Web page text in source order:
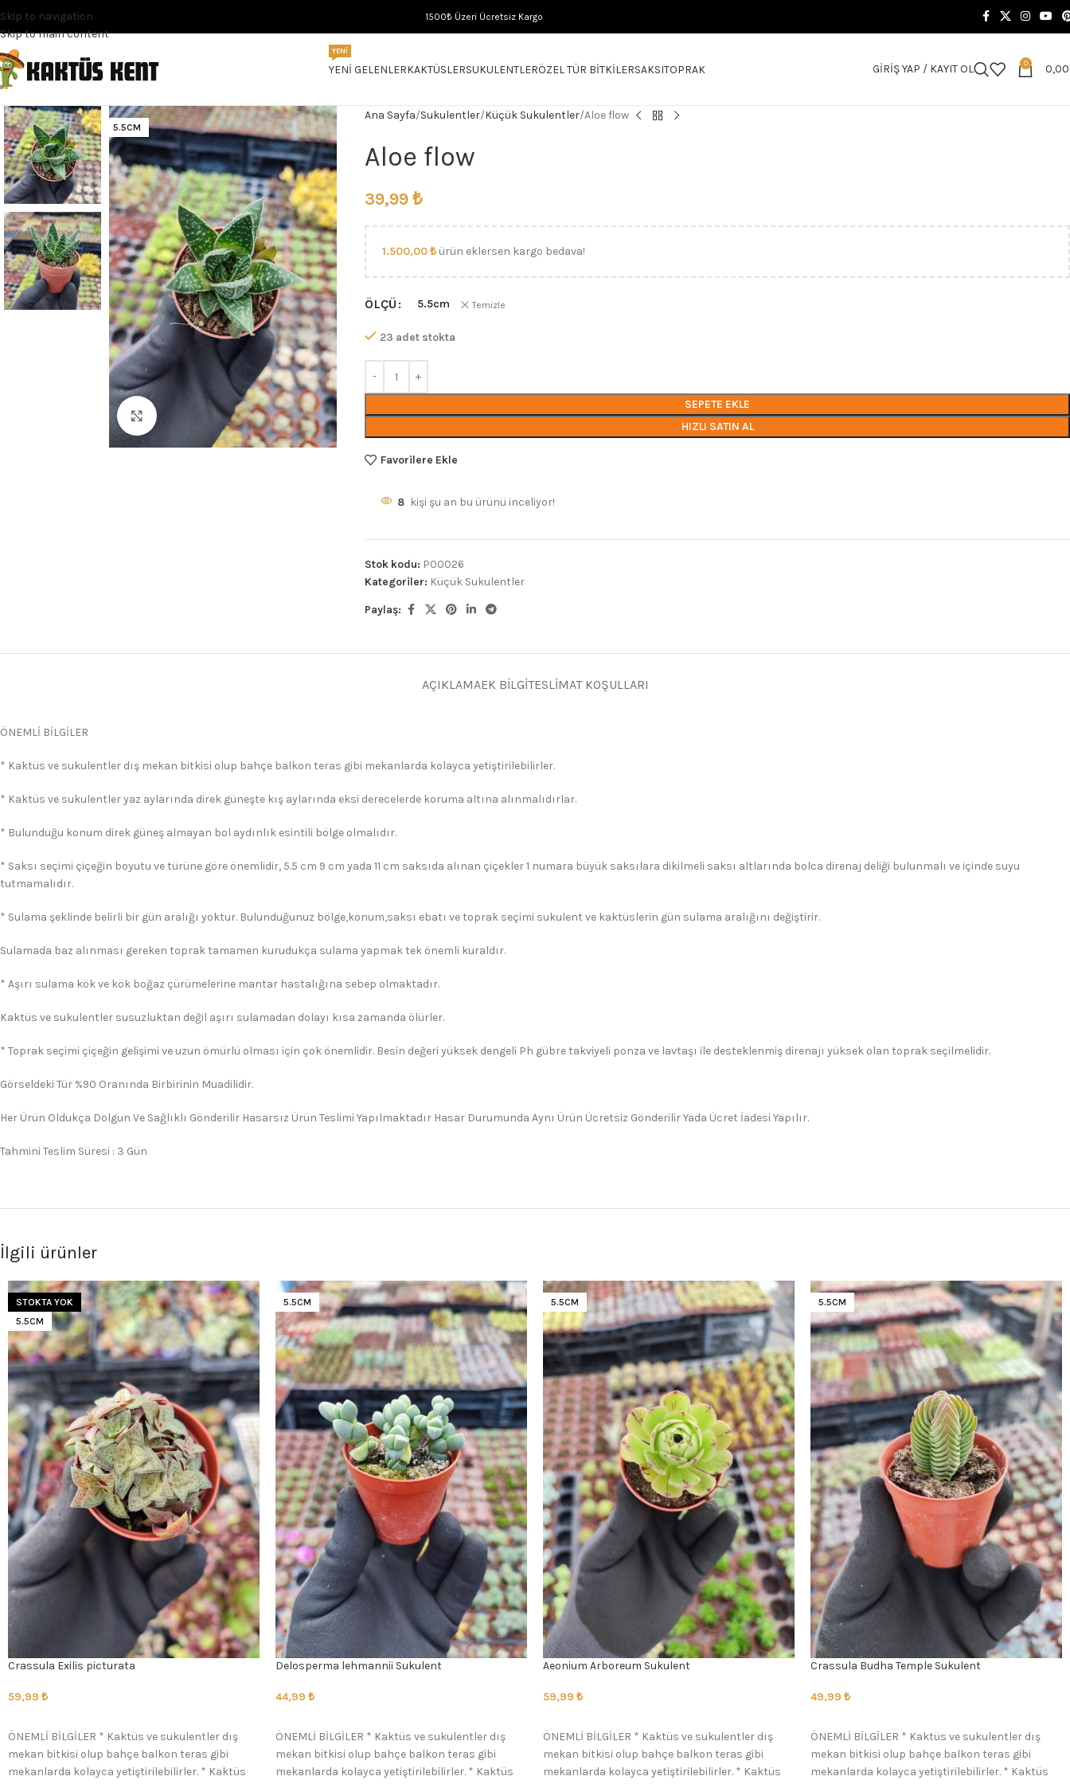
Skip to navigation
Skip to main content
1500₺ Üzeri Ücretsiz Kargo
YENI GELENLER
YENI
KAKTÜSLERSUKULENTLERÖZEL TÜR BITKILERSAKSITOPRAK GIRIŞ YAP / KAYIT OL 0
5.5CM
Click to enlarge
Ana Sayfa Sukulentler Küçük Sukulentler Aloe flow
Aloe flow
39,99 ₺
1.500,00₺ ürün eklersen kargo bedava!
ÖLÇÜ 5.5cm Temizle
23 adet stokta
SEPETE EKLE
HIZLI SATIN AL
Favorilere Ekle
8 kişi şu an bu ürünü inceliyor!
Stok kodu: P00026
Kategoriler: Küçük Sukulentler
Paylaş:
AÇIKLAMAEK BILGITESLIMAT KOŞULLARI
ÖNEMLİ BİLGİLER
* Kaktüs ve sukulentler dış mekan bitkisi olup bahçe balkon teras gibi mekanlarda kolayca yetiştirilebilirler.
* Kaktüs ve sukulentler yaz aylarında direk güneşte kış aylarında eksi derecelerde koruma altına alınmalıdırlar.
* Bulunduğu konum direk güneş almayan bol aydınlık esintili bölge olmalıdır.
* Saksı seçimi çiçeğin boyutu ve türüne göre önemlidir, 5.5 cm 9 cm yada 11 cm saksıda alınan çiçekler 1 numara büyük saksılara dikilmeli saksı altlarında bolca direnaj deliği bulunmalı ve içinde suyu
tutmamalıdır.
* Sulama şeklinde belirli bir gün aralığı yoktur. Bulunduğunuz bölge,konum,saksı ebatı ve toprak seçimi sukulent ve kaktüslerin gün sulama aralığını değiştirir.
Sulamada baz alınması gereken toprak tamamen kurudukça sulama yapmak tek önemli kuraldır.
* Aşırı sulama kök ve kök boğaz çürümelerine mantar hastalığına sebep olmaktadır.
Kaktüs ve sukulentler susuzluktan değil aşırı sulamadan dolayı kısa zamanda ölürler.
* Toprak seçimi çiçeğin gelişimi ve uzun ömürlü olması için çok önemlidir. Besin değeri yüksek dengeli Ph gübre takviyeli ponza ve lavtaşı ile desteklenmiş direnajı yüksek olan toprak seçilmelidir.
Görseldeki Tür %90 Oranında Birbirinin Muadilidir.
Her Ürün Oldukça Dolgun Ve Sağlıklı Gönderilir Hasarsız Ürün Teslimi Yapılmaktadır Hasar Durumunda Aynı Ürün Ücretsiz Gönderilir Yada Ücret İadesi Yapılır.
Tahmini Teslim Süresi : 3 Gün
İlgili ürünler
STOKTA YOK
5.5CM
Crassula Exilis picturata
59,99 ₺
ÖNEMLİ BİLGİLER * Kaktüs ve sukulentler dış
mekan bitkisi olup bahçe balkon teras gibi
mekanlarda kolayca yetiştirilebilirler. * Kaktüs
5.5CM
Delosperma lehmannii Sukulent
44,99 ₺
ÖNEMLİ BİLGİLER * Kaktüs ve sukulentler dış
mekan bitkisi olup bahçe balkon teras gibi
mekanlarda kolayca yetiştirilebilirler. * Kaktüs
5.5CM
Aeonium Arboreum Sukulent
59,99 ₺
ÖNEMLİ BİLGİLER * Kaktüs ve sukulentler dış
mekan bitkisi olup bahçe balkon teras gibi
mekanlarda kolayca yetiştirilebilirler. * Kaktüs
5.5CM
Crassula Budha Temple Sukulent
49,99 ₺
ÖNEMLİ BİLGİLER * Kaktüs ve sukulentler dış
mekan bitkisi olup bahçe balkon teras gibi
mekanlarda kolayca yetiştirilebilirler. * Kaktüs